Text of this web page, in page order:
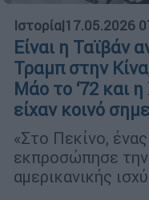
Ιστορία|17.05.2026
Είναι η Ταϊβάν
Τραμπ στην
Μάο το ‘72 και
είχαν κοινό
«Στο Πεκίνο,
εκπροσώπησε
αμερικανικής